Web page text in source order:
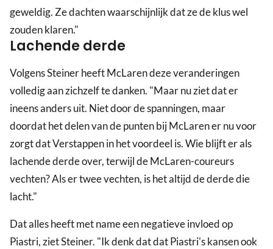
geweldig. Ze dachten waarschijnlijk dat ze de klus wel
zouden klaren."
Lachende derde
Volgens Steiner heeft McLaren deze veranderingen
volledig aan zichzelf te danken. "Maar nu ziet dat er
ineens anders uit. Niet door de spanningen, maar
doordat het delen van de punten bij McLaren er nu voor
zorgt dat Verstappen in het voordeel is. Wie blijft er als
lachende derde over, terwijl de McLaren-coureurs
vechten? Als er twee vechten, is het altijd de derde die
lacht."
Dat alles heeft met name een negatieve invloed op
Piastri, ziet Steiner. "Ik denk dat dat Piastri's kansen ook